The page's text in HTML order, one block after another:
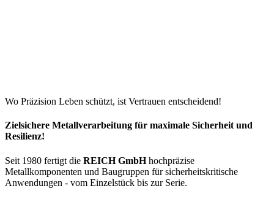
Wo Präzision Leben schützt, ist Vertrauen entscheidend!
Zielsichere Metallverarbeitung für maximale Sicherheit und
Resilienz!
Seit 1980 fertigt die REICH GmbHhochpräzise
Metallkomponenten und Baugruppen für sicherheitskritische
Anwendungen - vom Einzelstück bis zur Serie.